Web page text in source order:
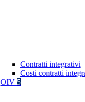
Contratti integrativi
Costi contratti
OIV 5